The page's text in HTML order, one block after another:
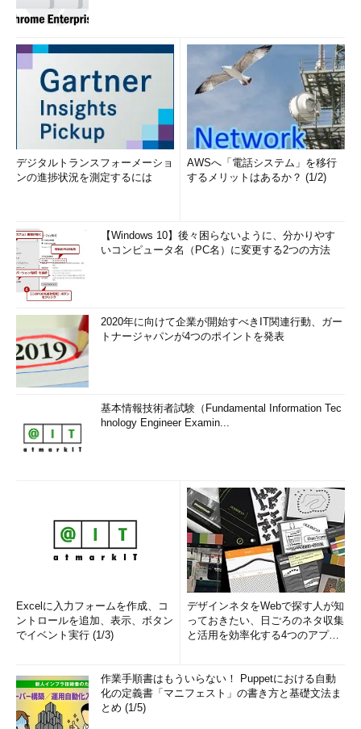
デジタルトランスフォーメーショ
ンの進捗状況を測定するには
AWSへ「電話システム」を移行
するメリットはあるか？ (1/2)
【Windows 10】後々困らないように、分かりやす
いコンピュータ名（PC名）に変更する2つの方法
2020年に向けて企業が開始すべきIT関連行動、ガー
トナージャパンが4つのポイントを発表
基本情報技術者試験（Fundamental Information Tec
hnology Engineer Examin...
Excelに入力フォームを作成、コ
ントロールを追加、表示、ボタン
でイベント実行 (1/3)
デザインネタをWebで探す人が知
っておきたい、日ごろのネタ収集
と活用を効率化する4つのアプリ
作業手順書はもういらない！ Puppetにおける自動
化の定義書「マニフェスト」の書き方と基礎文法ま
とめ (1/5)